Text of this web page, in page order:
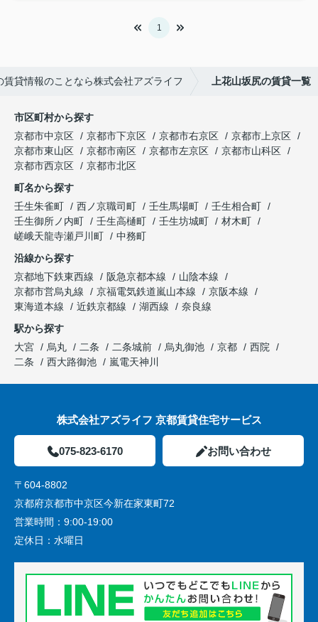
1
賃貸情報のことなら株式会社アズライフ 上花山坂尻の賃貸一覧
市区町村から探す
京都市中京区
京都市下京区 京都市右京区
京都市上京区
京都市東山区
京都市南区 京都市左京区
京都市山科区
京都市西京区
京都市北区
町名から探す
壬生朱雀町
西ノ京職司町 壬生馬場町
壬生相合町
壬生御所ノ内町
壬生高樋町 壬生坊城町
材木町
嵯峨天龍寺瀬戸川町
中務町
沿線から探す
京都地下鉄東西線
阪急京都本線
山陰本線
京都市営烏丸線
京福電気鉄道嵐山本線
京阪本線
東海道本線
近鉄京都線 湖西線
奈良線
駅から探す
大宮
烏丸 二条 二条城前 烏丸御池 京都
西院
二条
西大路御池 嵐電天神川
株式会社アズライフ 京都賃貸住宅サービス
075-823-6170 お問い合わせ
〒604-8802
京都府京都市中京区今新在家東町72
営業時間： 9:00-19:00
定休日： 水曜日